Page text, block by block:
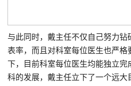
与此同时，戴主任不仅自己努力
表率，而且对科室每位医生也严格
下，目前科室每位医生均能独立完
科的发展，戴主任立下了一个远大